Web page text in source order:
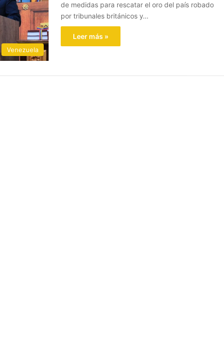
Venezuela
de medidas para rescatar el oro del país robado
por tribunales británicos y…
Leer más »